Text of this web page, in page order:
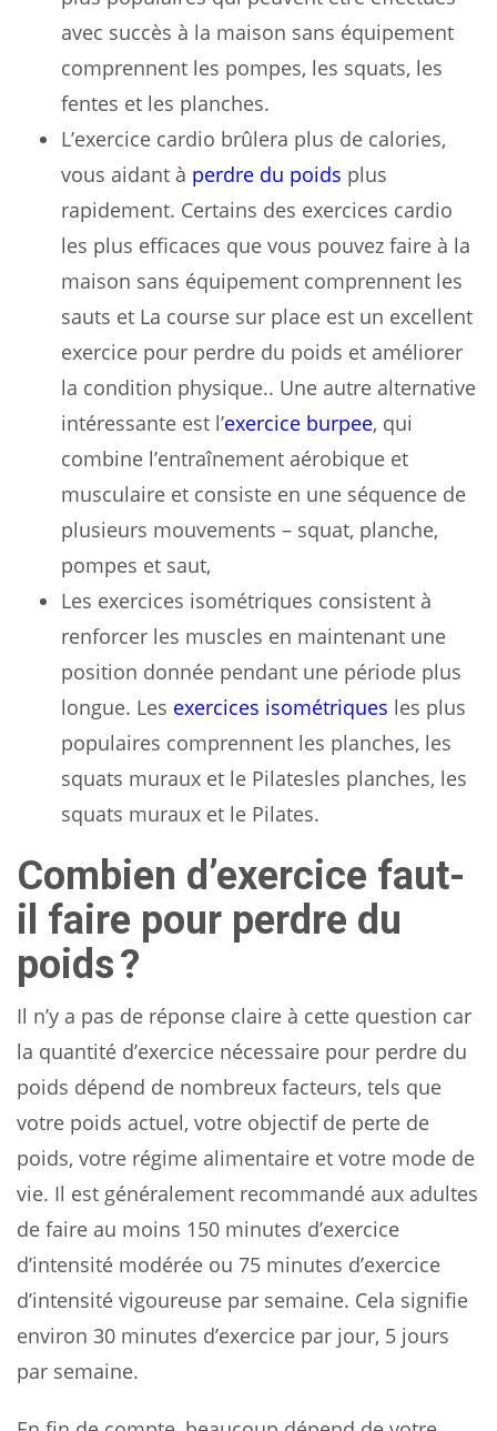
avec succès à la maison sans équipement
comprennent les pompes, les squats, les
fentes et les planches.
L’exercice cardio brûlera plus de calories,
vous aidant à perdre du poids plus
rapidement. Certains des exercices cardio
les plus efficaces que vous pouvez faire à la
maison sans équipement comprennent les
sauts et La course sur place est un excellent
exercice pour perdre du poids et améliorer
la condition physique.. Une autre alternative
intéressante est l’exercice burpee, qui
combine l’entraînement aérobique et
musculaire et consiste en une séquence de
plusieurs mouvements – squat, planche,
pompes et saut,
Les exercices isométriques consistent à
renforcer les muscles en maintenant une
position donnée pendant une période plus
longue. Les exercices isométriques les plus
populaires comprennent les planches, les
squats muraux et le Pilatesles planches, les
squats muraux et le Pilates.
Combien d’exercice faut-
il faire pour perdre du
poids ?
Il n’y a pas de réponse claire à cette question car
la quantité d’exercice nécessaire pour perdre du
poids dépend de nombreux facteurs, tels que
votre poids actuel, votre objectif de perte de
poids, votre régime alimentaire et votre mode de
vie. Il est généralement recommandé aux adultes
de faire au moins 150 minutes d’exercice
d’intensité modérée ou 75 minutes d’exercice
d’intensité vigoureuse par semaine. Cela signifie
environ 30 minutes d’exercice par jour, 5 jours
par semaine.